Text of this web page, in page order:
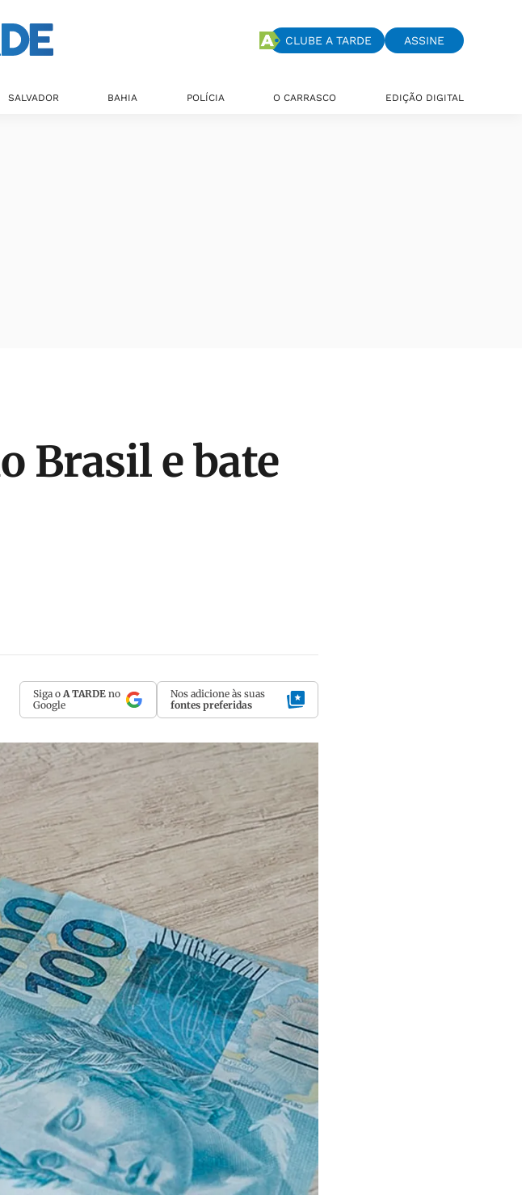
CLUBE A TARDE ASSINE
SALVADOR BAHIA POLÍCIA O CARRASCO EDIÇÃO DIGITAL
Brasil e bate
Siga o A TARDE no
Google
Nos adicione às suas
fontes preferidas